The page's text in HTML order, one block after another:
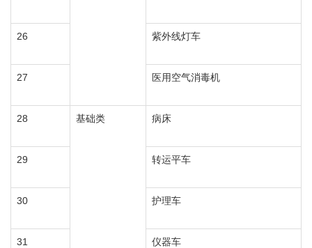
26 紫外线灯车
27 医用空气消毒机
28 基础类 病床
29 转运平车
30 护理车
31 仪器车